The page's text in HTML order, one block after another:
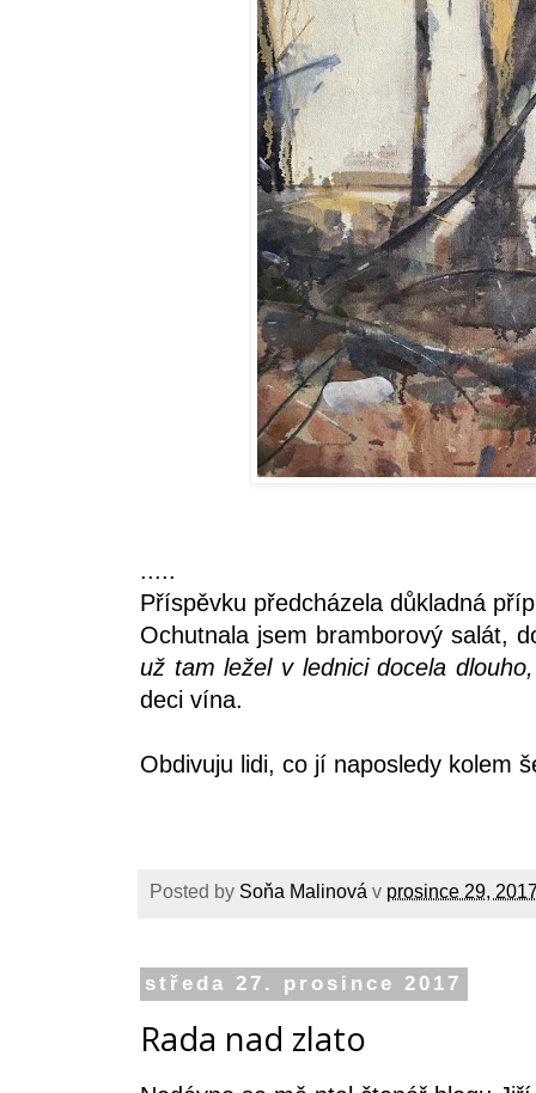
.....
Příspěvku předcházela důkladná
Ochutnala jsem bramborový salát,
už tam ležel v lednici docela
deci vína.
Obdivuju lidi, co jí naposledy kolem
Posted by Soňa Malinová v prosince 29,
středa 27. prosince 2017
Rada nad zlato